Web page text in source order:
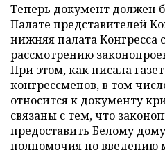
Теперь документ должен
Палате представителей
нижняя палата Конгресса
рассмотрению
При этом, какписала
конгрессменов, в том
относится к документу
связаны с тем, что
предоставить Белому
полномочия по введению